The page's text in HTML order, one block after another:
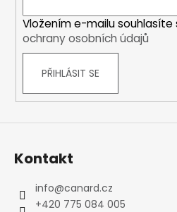
Vložením e-mailu souhlasíte
ochrany osobních údajů
PŘIHLÁSIT SE
Kontakt
info@canard.cz
+420 775 084 005